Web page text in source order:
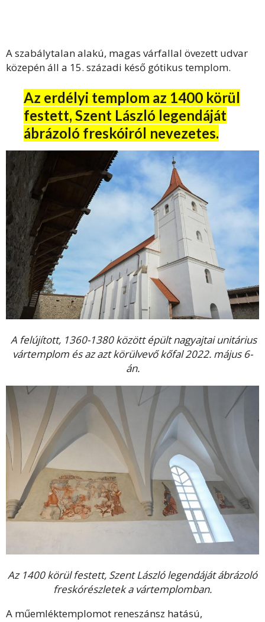
A szabálytalan alakú, magas várfallal övezett udvar
közepén áll a 15. századi késő gótikus templom.
Az erdélyi templom az 1400 körül
festett, Szent László legendáját
ábrázoló freskóiról nevezetes.
A felújított, 1360-1380 között épült nagyajtai unitárius
vártemplom és az azt körülvevő kőfal 2022. május 6-
án.
Az 1400 körül festett, Szent László legendáját ábrázoló
freskórészletek a vártemplomban.
A műemléktemplomot reneszánsz hatású,